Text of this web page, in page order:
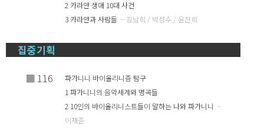
2 카라얀 생애 10대 사건
3 카라얀과 사람들 – 김남희 / 박성수 / 윤진희
집중기획
■ 116
파가니니 바이올리니즘 탐구
1 파가니니의 음악세계와 명곡들
2 10인의 바이올리니스트들이 말하는 나와 파가니니 –
이재준